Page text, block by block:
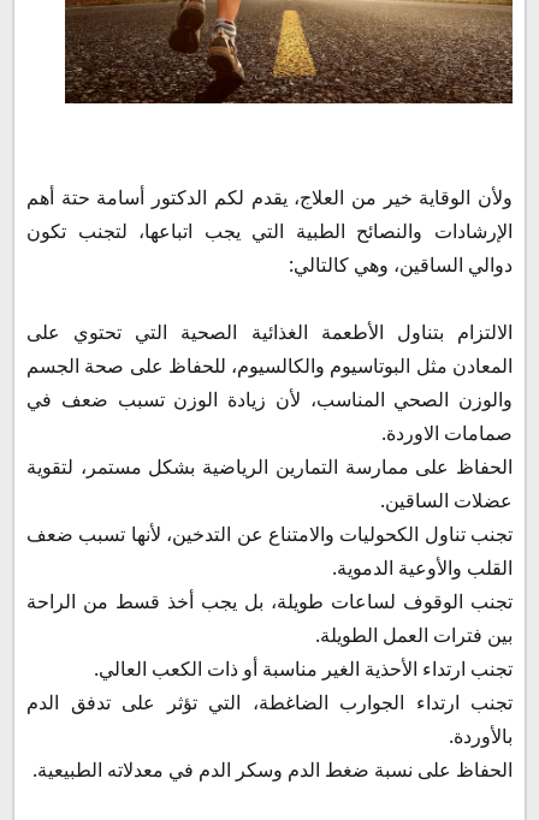
ولأن الوقاية خير من العلاج، يقدم لكم الدكتور أسامة حتة أهم
الإرشادات والنصائح الطبية التي يجب اتباعها، لتجنب تكون
دوالي الساقين، وهي كالتالي:
الالتزام بتناول الأطعمة الغذائية الصحية التي تحتوي على
المعادن مثل البوتاسيوم والكالسيوم، للحفاظ على صحة الجسم
والوزن الصحي المناسب، لأن زيادة الوزن تسبب ضعف في
صمامات الاوردة.
الحفاظ على ممارسة التمارين الرياضية بشكل مستمر، لتقوية
عضلات الساقين.
تجنب تناول الكحوليات والامتناع عن التدخين، لأنها تسبب ضعف
القلب والأوعية الدموية.
تجنب الوقوف لساعات طويلة، بل يجب أخذ قسط من الراحة
بين فترات العمل الطويلة.
تجنب ارتداء الأحذية الغير مناسبة أو ذات الكعب العالي.
تجنب ارتداء الجوارب الضاغطة، التي تؤثر على تدفق الدم
بالأوردة.
الحفاظ على نسبة ضغط الدم وسكر الدم في معدلاته الطبيعية.